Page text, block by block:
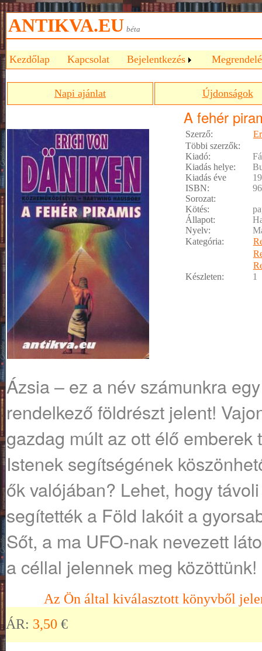
ANTIKVA.EU béta
Kezdőlap Kapcsolat Bejelentkezés
Napi ajánlat Újdonságok
A fehér
Szerző:
Többi szerzők:
Kiadó:
Kiadás helye:
Kiadás éve
ISBN:
Sorozat:
Kötés:
Állapot:
Nyelv:
Kategória:
Készleten:
1
Ázsia – ez a név számunkra
rendelkező földrészt jelent!
gazdag múlt az ott élő emberek
Istenek segítségének
ők valójában? Lehet, hogy
segítették a Föld lakóit a
Sőt, a ma UFO-nak nevezett
a céllal jelennek meg közöttünk!
Az Ön által kiválasztott könyvből
ÁR: 3,50 €